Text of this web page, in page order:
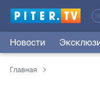
Новости
Главная